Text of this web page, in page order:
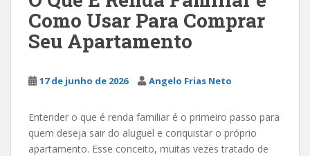
Como Usar Para Comprar
Seu Apartamento
17 de junho de 2026 Angelo Frias Neto
Entender o que é renda familiar é o primeiro passo para
quem deseja sair do aluguel e conquistar o próprio
apartamento. Esse conceito, muitas vezes tratado de